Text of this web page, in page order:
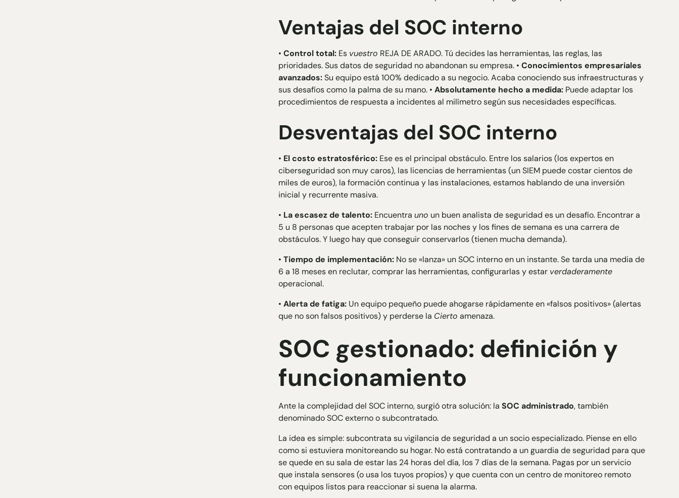
Ventajas del SOC interno
• Control total:Es vuestro REJA DE ARADO. Tú decides las herramientas, las reglas, las
prioridades. Sus datos de seguridad no abandonan su empresa. • Conocimientos empresariales
avanzados:Su equipo está 100% dedicado a su negocio. Acaba conociendo sus infraestructuras y
sus desafíos como la palma de su mano. • Absolutamente hecho a medida:Puede adaptar los
procedimientos de respuesta a incidentes al milímetro según sus necesidades específicas.
Desventajas del SOC interno
• El costo estratosférico:Ese es el principal obstáculo. Entre los salarios (los expertos en
ciberseguridad son muy caros), las licencias de herramientas (un SIEM puede costar cientos de
miles de euros), la formación continua y las instalaciones, estamos hablando de una inversión
inicial y recurrente masiva.
• La escasez de talento:Encuentra uno un buen analista de seguridad es un desafío. Encontrar a
5 u 8 personas que acepten trabajar por las noches y los fines de semana es una carrera de
obstáculos. Y luego hay que conseguir conservarlos (tienen mucha demanda).
• Tiempo de implementación:No se «lanza» un SOC interno en un instante. Se tarda una media de
6 a 18 meses en reclutar, comprar las herramientas, configurarlas y estar verdaderamente
operacional.
• Alerta de fatiga:Un equipo pequeño puede ahogarse rápidamente en «falsos positivos» (alertas
que no son falsos positivos) y perderse la Cierto amenaza.
SOC gestionado: definición y
funcionamiento
Ante la complejidad del SOC interno, surgió otra solución: la SOC administrado, también
denominado SOC externo o subcontratado.
La idea es simple: subcontrata su vigilancia de seguridad a un socio especializado. Piense en ello
como si estuviera monitoreando su hogar. No está contratando a un guardia de seguridad para que
se quede en su sala de estar las 24 horas del día, los 7 días de la semana. Pagas por un servicio
que instala sensores (o usa los tuyos propios) y que cuenta con un centro de monitoreo remoto
con equipos listos para reaccionar si suena la alarma.